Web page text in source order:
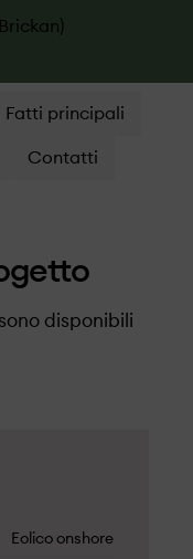
Fatti principali
Contatti
disponibili
Eolico onshore